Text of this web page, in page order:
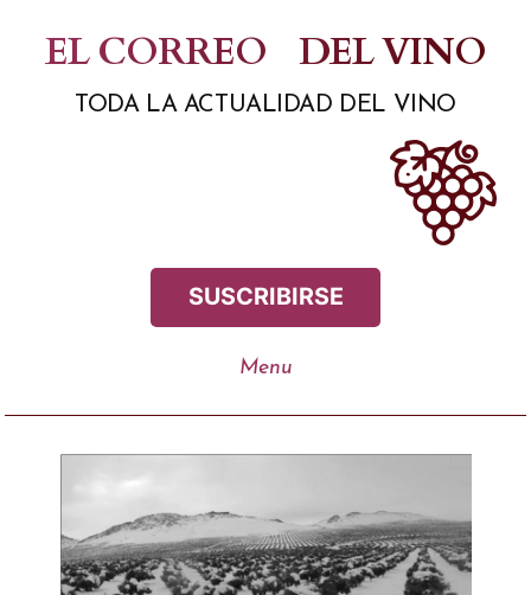
contenido
EL CORREO DEL VINO
TODA LA ACTUALIDAD DEL VINO
SUSCRIBIRSE